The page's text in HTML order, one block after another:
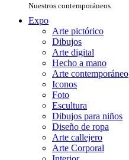
Nuestros contemporáneos
Expo
Arte pictórico
Dibujos
Arte digital
Hecho a mano
Arte contemporáneo
Iconos
Foto
Escultura
Dibujos para niños
Diseño de ropa
Arte callejero
Arte Corporal